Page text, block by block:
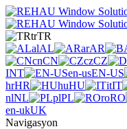
trTR
alAL arAR
cnCN czCZ
INT
en-usEN-US
hrHR huHU itIT
nlNL plPL roRO
en-ukUK
Navigasyon